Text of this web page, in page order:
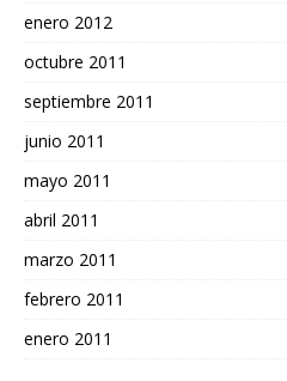
enero 2012
octubre 2011
septiembre 2011
junio 2011
mayo 2011
abril 2011
marzo 2011
febrero 2011
enero 2011